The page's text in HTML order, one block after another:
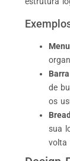
de
os
sua
volta